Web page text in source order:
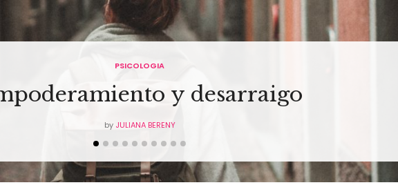
PSICOLOGIA
y desarraigo
by JULIANA BERENY